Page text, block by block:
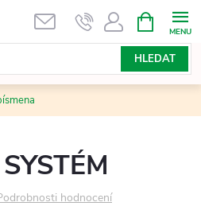
HLEDAT
NÁKUPNÍ
KOŠÍK
hodnocení